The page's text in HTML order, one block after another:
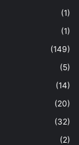
(1)
(1)
(149)
(5)
(14)
(20)
(32)
(2)